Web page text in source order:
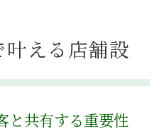
叶える店舗設
と共有する重要性